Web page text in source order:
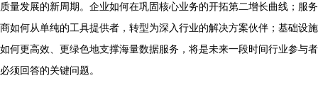
质量发展的新周期。企业如何在巩固核心业务的开拓第二增长曲线；服务
商如何从单纯的工具提供者，转型为深入行业的解决方案伙伴；基础设施
如何更高效、更绿色地支撑海量数据服务，将是未来一段时间行业参与者
必须回答的关键问题。